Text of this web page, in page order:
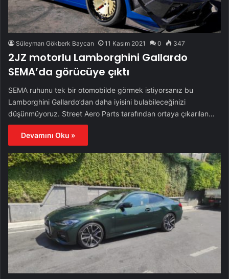
Süleyman Gökberk Baycan 11 Kasım 2021 0 347
2JZ motorlu Lamborghini Gallardo
SEMA’da görücüye çıktı
SEMA ruhunu tek bir otomobilde görmek istiyorsanız bu
Lamborghini Gallardo’dan daha iyisini bulabileceğinizi
düşünmüyoruz. Street Aero Parts tarafından ortaya çıkarılan…
Devamını Oku »